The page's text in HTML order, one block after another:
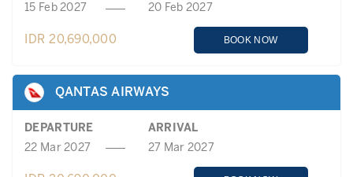
15 Feb 2027
20 Feb 2027
IDR 20,690,000 BOOK NOW
QANTAS AIRWAYS
DEPARTURE
ARRIVAL
22 Mar 2027
27 Mar 2027